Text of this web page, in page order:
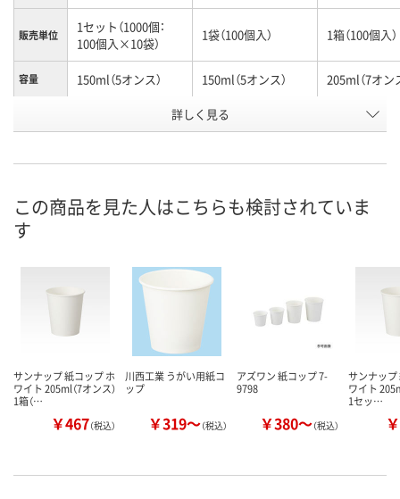
販売単位
1セット（1000個：
100個入×10袋）
1袋（100個入） 1箱（100個入）
容量 150ml（5オンス） 150ml（5オンス） 205ml（7オン
HH14909 3511079
した
した
詳しく見る
この商品を見た人はこちらも検討されていま
す
サンナップ 紙コップ ホ
ワイト 205ml（7オンス）
1箱（…
￥467（税込）
川西工業 うがい用紙コ
ップ
￥319～（税込）
アズワン 紙コップ 7-
9798
￥380～（税込）
サンナップ
ワイト
1セッ…